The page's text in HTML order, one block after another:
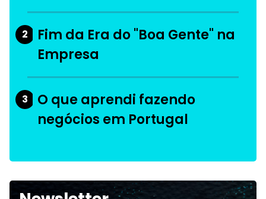
2
Fim da Era do "Boa Gente" na
Empresa
3
O que aprendi fazendo
negócios em Portugal